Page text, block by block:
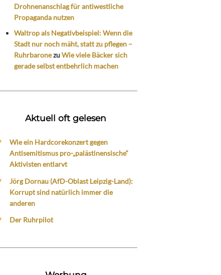
Drohnenanschlag für antiwestliche
Propaganda nutzen
Waltrop als Negativbeispiel: Wenn die
Stadt nur noch mäht, statt zu pflegen –
RuhrbaronezuWie viele Bäcker sich
gerade selbst entbehrlich machen
Aktuell oft gelesen
Wie ein Hardcorekonzert gegen
Antisemitismus pro-„palästinensische“
Aktivisten entlarvt
Jörg Dornau (AfD-Oblast Leipzig-Land):
Korrupt sind natürlich immer die
anderen
Der Ruhrpilot